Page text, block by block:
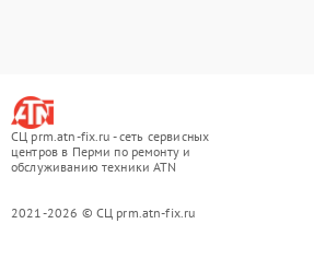
СЦ prm.atn-fix.ru - сеть сервисных
центров в Перми по ремонту и
обслуживанию техники ATN
2021-2026 © СЦ prm.atn-fix.ru